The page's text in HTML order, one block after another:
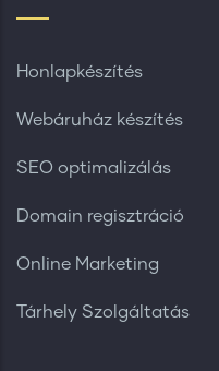
Honlapkészítés
Webáruház készítés
SEO optimalizálás
Domain regisztráció
Online Marketing
Tárhely Szolgáltatás